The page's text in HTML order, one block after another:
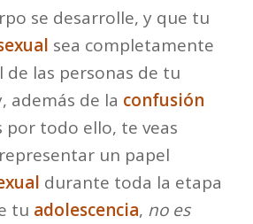
se desarrolle, y que tu
sea completamente
las personas de tu
además de la confusión
por todo ello, te veas
un papel
durante toda la etapa
tu adolescencia, no es